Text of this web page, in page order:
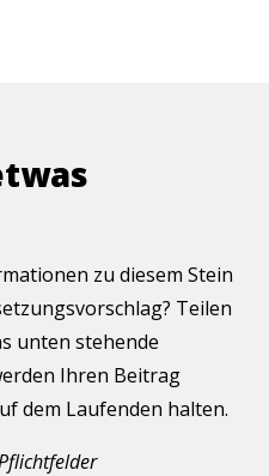
zu diesem Stein
Teilen
unten stehende
Ihren Beitrag
dem Laufenden halten.